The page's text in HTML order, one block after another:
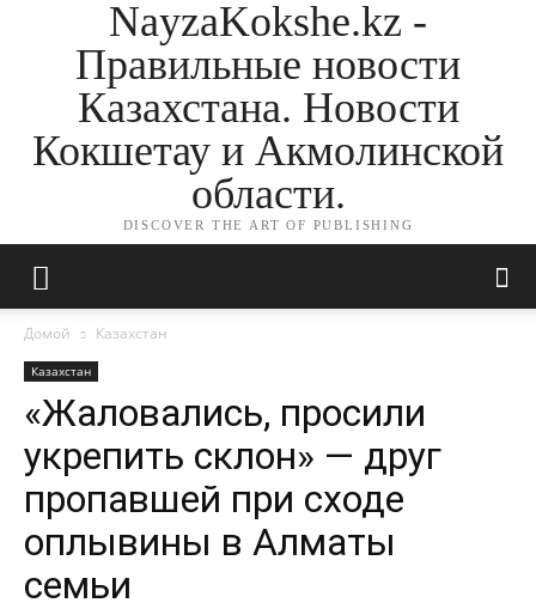
NayzaKokshe.kz -
Правильные новости
Казахстана. Новости
Кокшетау и Акмолинской
области.
DISCOVER THE ART OF PUBLISHING
Домой Казахстан
Казахстан
«Жаловались, просили
укрепить склон» — друг
пропавшей при сходе
оплывины в Алматы
семьи